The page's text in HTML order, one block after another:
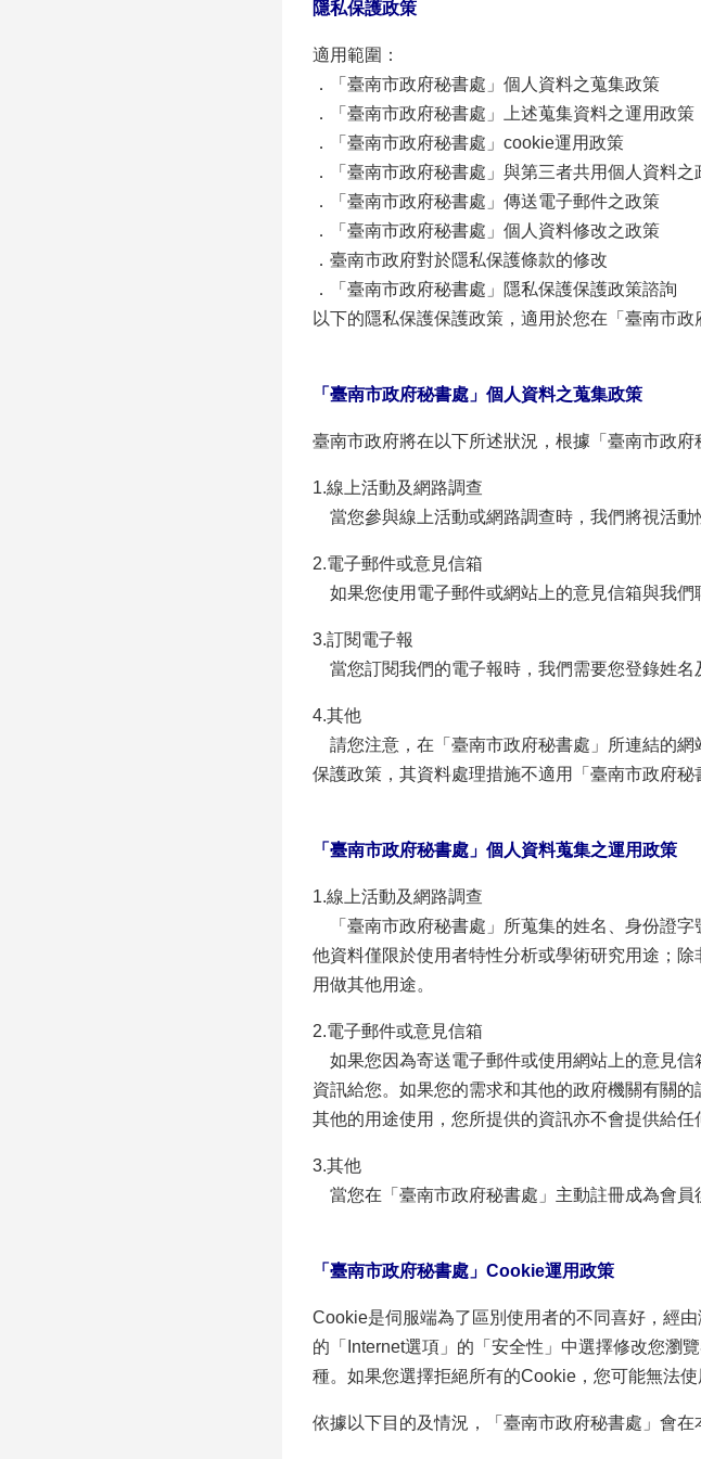
隱私保護政策
適用範圍：
．「臺南市政府秘書處」個人資料之蒐集政策
．「臺南市政府秘書處」上述蒐集資料之運用政策
．「臺南市政府秘書處」cookie運用政策
．「臺南市政府秘書處」與第三者共用個人資料之
．「臺南市政府秘書處」傳送電子郵件之政策
．「臺南市政府秘書處」個人資料修改之政策
．臺南市政府對於隱私保護條款的修改
．「臺南市政府秘書處」隱私保護保護政策諮詢
以下的隱私保護保護政策，適用於您在「臺南市
「臺南市政府秘書處」個人資料之蒐集政策
臺南市政府將在以下所述狀況，根據「臺南市政
1.線上活動及網路調查
當您參與線上活動或網路調查時，我們將視活動
2.電子郵件或意見信箱
如果您使用電子郵件或網站上的意見信箱與我們
3.訂閱電子報
當您訂閱我們的電子報時，我們需要您登錄姓名
4.其他
請您注意，在「臺南市政府秘書處」所連結的網
保護政策，其資料處理措施不適用「臺南市政府
「臺南市政府秘書處」個人資料蒐集之運用政策
1.線上活動及網路調查
「臺南市政府秘書處」所蒐集的姓名、身份證
他資料僅限於使用者特性分析或學術研究用途；
用做其他用途。
2.電子郵件或意見信箱
如果您因為寄送電子郵件或使用網站上的意見信
資訊給您。如果您的需求和其他的政府機關有關
其他的用途使用，您所提供的資訊亦不會提供給任
3.其他
當您在「臺南市政府秘書處」主動註冊成為會員
「臺南市政府秘書處」Cookie運用政策
Cookie是伺服端為了區別使用者的不同喜好，經
的「Internet選項」的「安全性」中選擇修改您瀏
種。如果您選擇拒絕所有的Cookie，您可能無法
依據以下目的及情況，「臺南市政府秘書處」會